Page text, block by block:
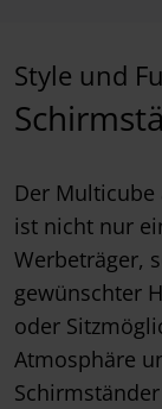
Style und
Der
ist nicht nur
Werbeträger,
gewünschter
oder
Atmosphäre